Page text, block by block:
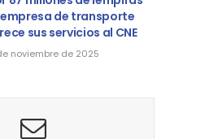
de transporte
sus servicios al CNE
noviembre de 2025